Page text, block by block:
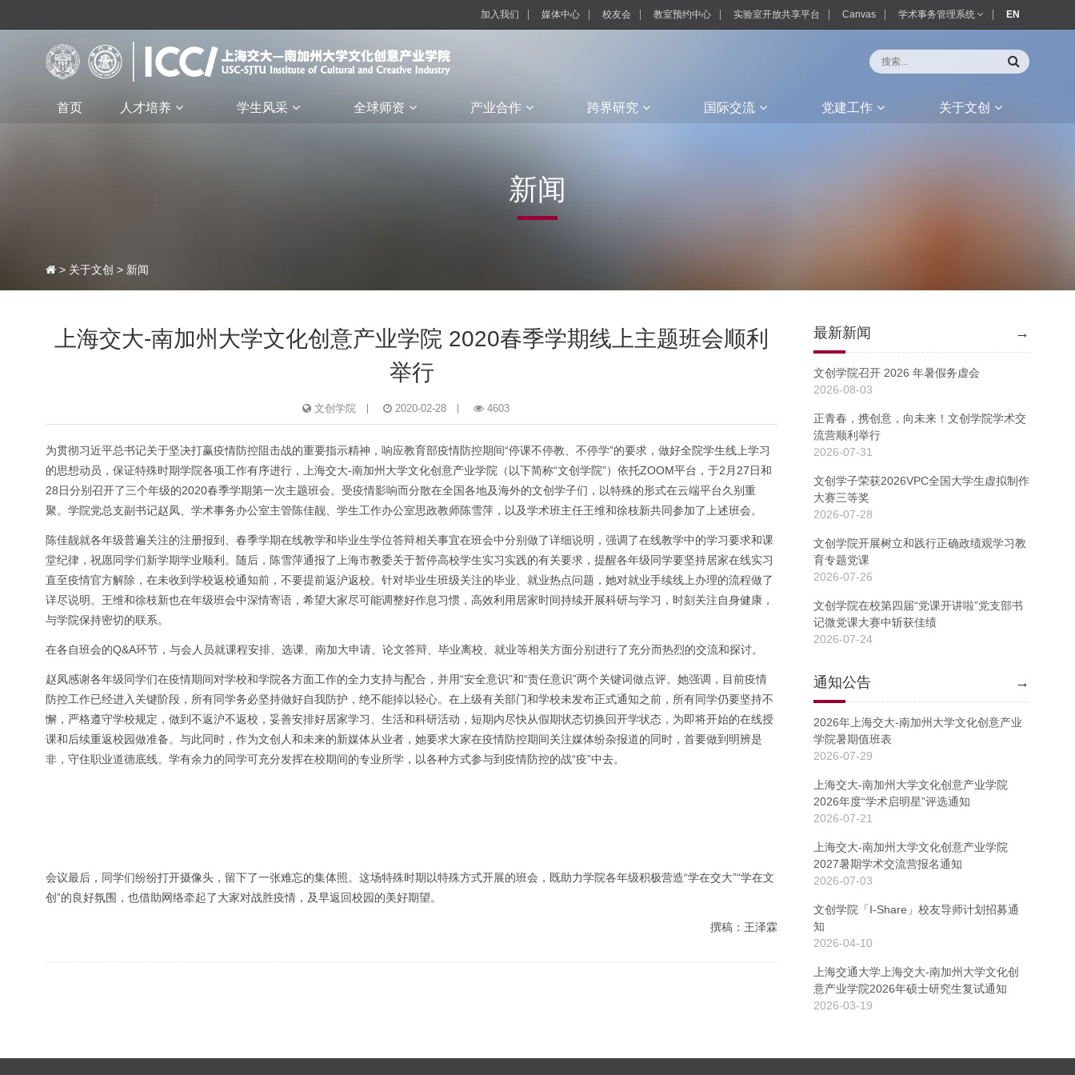
加入我们 媒体中心 校友会 教室预约中心 实验室开放共享平台 Canvas 学术事务管理系统 EN
首页 人才培养 学生风采 全球师资 产业合作 跨界研究 国际交流 党建工作 关于文创
> 关于文创 > 新闻
新闻
​上海交大-南加州大学文化创意产业学院 2020春季学期线上主题班会顺利
举行
文创学院 2020-02-28 4603
为贯彻习近平总书记关于坚决打赢疫情防控阻击战的重要指示精神，响应教育部疫情防控期间“停课不停教、不停学”的要求，做好全院学生线上学习
的思想动员，保证特殊时期学院各项工作有序进行，上海交大-南加州大学文化创意产业学院（以下简称“文创学院”）依托ZOOM平台，于2月27日和
28日分别召开了三个年级的2020春季学期第一次主题班会。受疫情影响而分散在全国各地及海外的文创学子们，以特殊的形式在云端平台久别重
聚。学院党总支副书记赵凤、学术事务办公室主管陈佳靓、学生工作办公室思政教师陈雪萍，以及学术班主任王维和徐枝新共同参加了上述班会。
陈佳靓就各年级普遍关注的注册报到、春季学期在线教学和毕业生学位答辩相关事宜在班会中分别做了详细说明，强调了在线教学中的学习要求和课
堂纪律，祝愿同学们新学期学业顺利。随后，陈雪萍通报了上海市教委关于暂停高校学生实习实践的有关要求，提醒各年级同学要坚持居家在线实习
直至疫情官方解除，在未收到学校返校通知前，不要提前返沪返校。针对毕业生班级关注的毕业、就业热点问题，她对就业手续线上办理的流程做了
详尽说明。王维和徐枝新也在年级班会中深情寄语，希望大家尽可能调整好作息习惯，高效利用居家时间持续开展科研与学习，时刻关注自身健康，
与学院保持密切的联系。
在各自班会的Q&A环节，与会人员就课程安排、选课、南加大申请、论文答辩、毕业离校、就业等相关方面分别进行了充分而热烈的交流和探讨。
赵凤感谢各年级同学们在疫情期间对学校和学院各方面工作的全力支持与配合，并用“安全意识”和“责任意识”两个关键词做点评。她强调，目前疫情
防控工作已经进入关键阶段，所有同学务必坚持做好自我防护，绝不能掉以轻心。在上级有关部门和学校未发布正式通知之前，所有同学仍要坚持不
懈，严格遵守学校规定，做到不返沪不返校，妥善安排好居家学习、生活和科研活动，短期内尽快从假期状态切换回开学状态，为即将开始的在线授
课和后续重返校园做准备。与此同时，作为文创人和未来的新媒体从业者，她要求大家在疫情防控期间关注媒体纷杂报道的同时，首要做到明辨是
非，守住职业道德底线。学有余力的同学可充分发挥在校期间的专业所学，以各种方式参与到疫情防控的战“疫”中去。
会议最后，同学们纷纷打开摄像头，留下了一张难忘的集体照。这场特殊时期以特殊方式开展的班会，既助力学院各年级积极营造“学在交大”“学在文
创”的良好氛围，也借助网络牵起了大家对战胜疫情，及早返回校园的美好期望。
撰稿：王泽霖
最新新闻 →
文创学院召开 2026 年暑假务虚会
2026-08-03
正青春，携创意，向未来！文创学院学术交
流营顺利举行
2026-07-31
文创学子荣获2026VPC全国大学生虚拟制作
大赛三等奖
2026-07-28
文创学院开展树立和践行正确政绩观学习教
育专题党课
2026-07-26
文创学院在校第四届“党课开讲啦”党支部书
记微党课大赛中斩获佳绩
2026-07-24
通知公告 →
2026年上海交大-南加州大学文化创意产业
学院暑期值班表
2026-07-29
上海交大-南加州大学文化创意产业学院
2026年度“学术启明星”评选通知
2026-07-21
上海交大-南加州大学文化创意产业学院
2027暑期学术交流营报名通知
2026-07-03
文创学院「I-Share」校友导师计划招募通
知
2026-04-10
上海交通大学上海交大-南加州大学文化创
意产业学院2026年硕士研究生复试通知
2026-03-19